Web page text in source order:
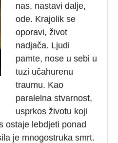
nas, nastavi dalje,
ode. Krajolik se
oporavi, život
nadjača. Ljudi
pamte, nose u sebi u
tuzi učahurenu
traumu. Kao
paralelna stvarnost,
usprkos životu koji
ostaje lebdjeti ponad
je mnogostruka smrt.